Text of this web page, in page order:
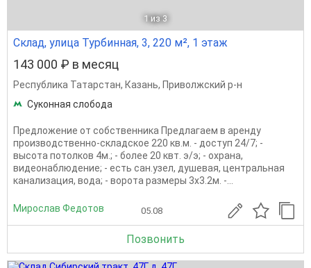
1 из 3
Склад, улица Турбинная, 3, 220 м², 1 этаж
143 000 ₽ в месяц
Республика Татарстан, Казань, Приволжский р-н
Суконная слобода
Предложение от собственника Предлагаем в аренду
производственно-складское 220 кв.м. - доступ 24/7; -
высота потолков 4м.; - более 20 квт. э/э; - охрана,
видеонаблюдение; - есть сан.узел, душевая, центральная
канализация, вода; - ворота размеры 3х3.2м. -...
Мирослав Федотов 05.08
Позвонить